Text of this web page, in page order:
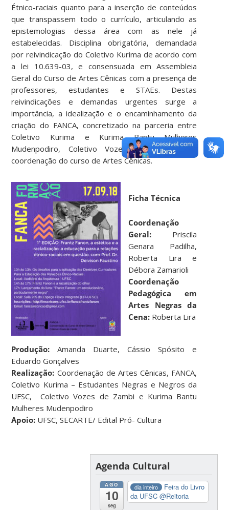
Étnico-raciais quanto para a inserção de conteúdos
que transpassem todo o currículo, articulando as
epistemologias dessa área com as nele já
estabelecidas. Disciplina obrigatória, demandada
por reivindicação do Coletivo Kurima de acordo com
a lei 10.639-03, e consensuada em Assembleia
Geral do Curso de Artes Cênicas com a presença de
professores, estudantes e STAEs. Destas
reivindicações e demandas urgentes surge a
importância, a idealização e o encaminhamento da
criação do FANCA, concretizado na parceria entre
Coletivo Kurima e Kurima Bantu Mulheres
Mudenpodiro, Coletivo Vozes de Zambi e a
coordenação do curso de Artes Cênicas.
Ficha Técnica
Coordenação
Geral: Priscila
Genara Padilha,
Roberta Lira e
Débora Zamarioli
Coordenação
Pedagógica em
Artes Negras da
Cena: Roberta Lira
Produção: Amanda Duarte, Cássio Spósito e
Eduardo Gonçalves
Realização: Coordenação de Artes Cênicas, FANCA,
Coletivo Kurima – Estudantes Negras e Negros da
UFSC, Coletivo Vozes de Zambi e Kurima Bantu
Mulheres Mudenpodiro
Apoio: UFSC, SECARTE/ Edital Pró- Cultura
Agenda Cultural
AGO
10
seg
dia inteiro
Feira do Livro
da UFSC@Reitoria